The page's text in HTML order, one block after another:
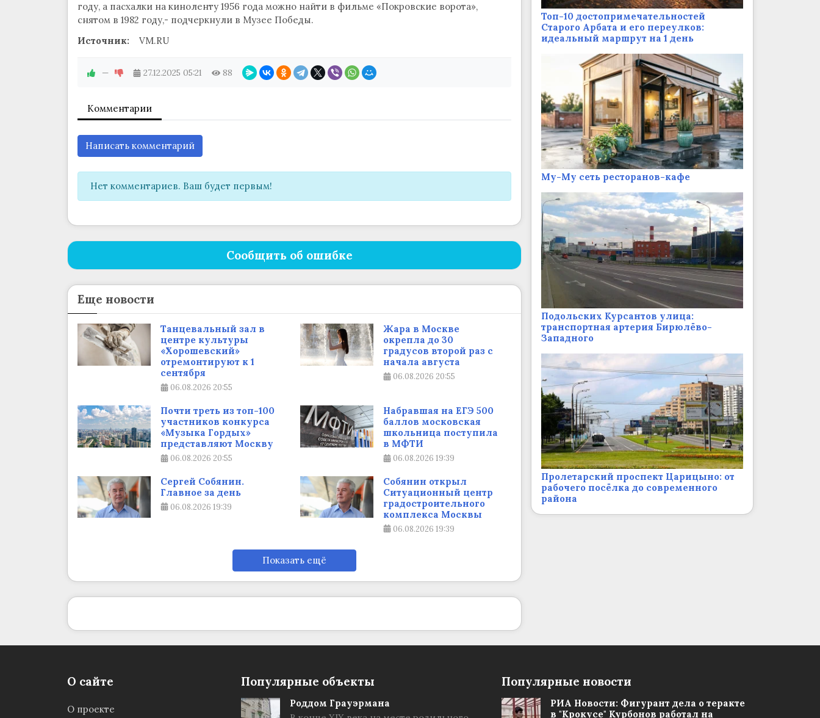
году, а пасхалки на киноленту 1956 года можно найти в фильме «Покровские ворота»,
снятом в 1982 году,- подчеркнули в Музее Победы.
Источник:
VM.RU
— 27.12.2025 05:21 88
Комментарии
Написать комментарий
Нет комментариев. Ваш будет первым!
Сообщить об ошибке
Еще новости
Танцевальный зал в
центре культуры
«Хорошевский»
отремонтируют к 1
сентября
06.08.2026 20:55
Жара в Москве
окрепла до 30
градусов второй раз с
начала августа
06.08.2026 20:55
Почти треть из топ-100
участников конкурса
«Музыка Гордых»
представляют Москву
06.08.2026 20:55
Набравшая на ЕГЭ 500
баллов московская
школьница поступила
в МФТИ
06.08.2026 19:39
Сергей Собянин.
Главное за день
06.08.2026 19:39
Собянин открыл
Ситуационный центр
градостроительного
комплекса Москвы
06.08.2026 19:39
Показать ещё
Топ-10 достопримечательностей
Старого Арбата и его переулков:
идеальный маршрут на 1 день
Му-Му сеть ресторанов-кафе
Подольских Курсантов улица:
транспортная артерия Бирюлёво-
Западного
Пролетарский проспект Царицыно: от
рабочего посёлка до современного
района
О сайте
О проекте
Популярные объекты
Роддом Грауэрмана
Популярные новости
РИА Новости: Фигурант дела о теракте
в "Крокусе" Курбонов работал на